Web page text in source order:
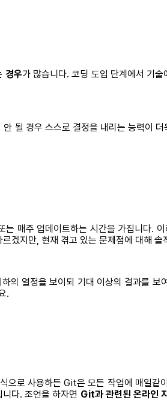
경우가 많습니다. 코딩 도입 단계에서 기
될 경우 스스로 결정을 내리는 능력이
매주 업데이트하는 시간을 가집니다.
겠지만, 현재 겪고 있는 문제점에 대해
의 열정을 보이되 기대 이상의 결과를
.
로 사용하든 Git은 모든 작업에 매일
다. 조언을 하자면 Git과 관련된 온라인